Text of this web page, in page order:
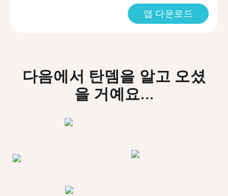
앱 다운로드
다음에서 탄뎀을 알고 오셨
을 거예요...